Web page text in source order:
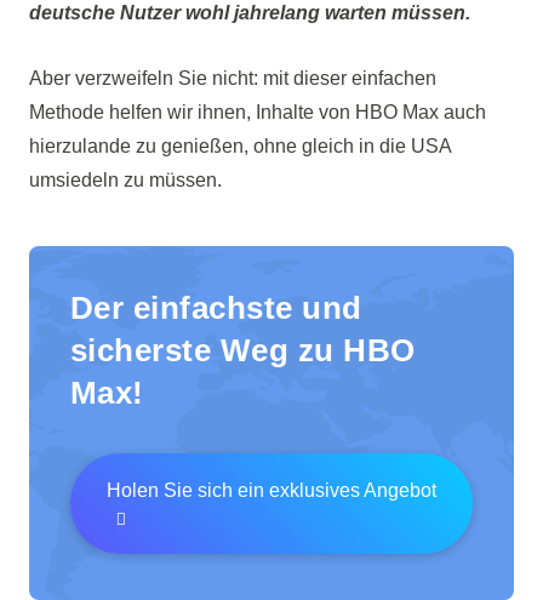
deutsche Nutzer wohl jahrelang warten müssen.
Aber verzweifeln Sie nicht: mit dieser einfachen
Methode helfen wir ihnen, Inhalte von HBO Max auch
hierzulande zu genießen, ohne gleich in die USA
umsiedeln zu müssen.
Der einfachste und
sicherste Weg zu HBO
Max!
Holen Sie sich ein exklusives Angebot